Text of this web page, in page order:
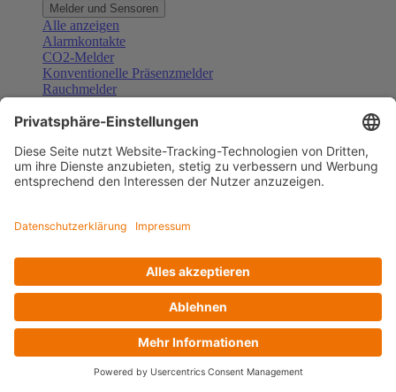
Melder und Sensoren
Alle anzeigen
Alarmkontakte
CO2-Melder
Konventionelle Präsenzmelder
Rauchmelder
Gefahrenmelder
Türsprechanlagen
Alle anzeigen
Außenstationen
Klingeltaster und Gongs
Sprechanlagen-Sets
Zubehör Türkommunikation
Videoüberwachung
Zubehör Videoüberwachung
Alle anzeigen